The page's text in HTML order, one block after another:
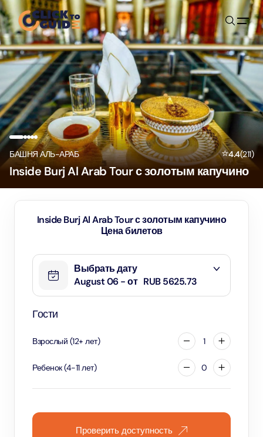
Skip to content
БАШНЯ АЛЬ-АРАБ ⭐4.4(211)
Inside Burj Al Arab Tour с золотым капучино
Inside Burj Al Arab Tour с золотым капучино
Цена билетов
Выбрать дату
August 06 - от RUB 5625.73
Гости
Взрослый (12+ лет) 1
Ребенок(4-11лет) 0
Проверить доступность